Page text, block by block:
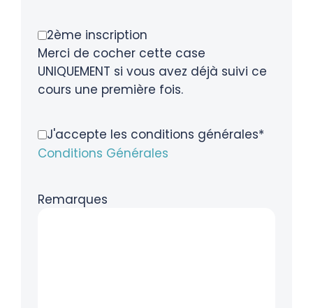
2ème inscription
Merci de cocher cette case
UNIQUEMENT si vous avez déjà suivi ce
cours une première fois.
J'accepte les conditions générales*
Conditions Générales
Remarques